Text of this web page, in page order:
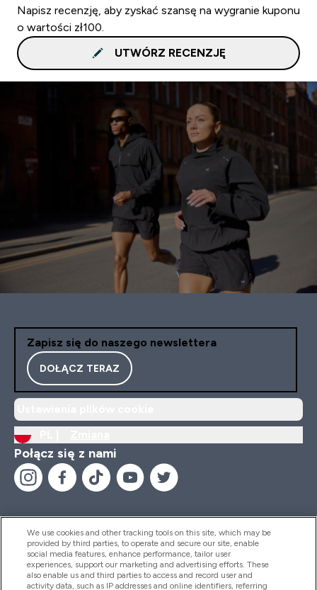
Napisz recenzję, aby zyskać szansę na wygranie kuponu
o wartości zł100.
UTWÓRZ RECENZJĘ
Zapisz się do naszego newslettera
DOŁĄCZ TERAZ
Połącz się z nami
Pomoc I Informacja
We use cookies and other tracking tools on this site, which may be
provided by third parties, to operate and secure our site, enable
social media features, enhance performance, tailor user
experiences, support our marketing and advertising efforts. These
also enable us and third parties to access and record user and
activity data, such as IP addresses and online identifiers, referring